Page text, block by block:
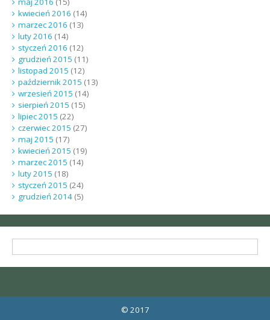
kwiecień 2016 (14)
marzec 2016 (13)
luty 2016 (14)
styczeń 2016 (12)
grudzień 2015 (11)
listopad 2015 (12)
październik 2015 (13)
wrzesień 2015 (14)
sierpień 2015 (15)
lipiec 2015 (22)
czerwiec 2015 (27)
maj 2015 (17)
kwiecień 2015 (19)
marzec 2015 (14)
luty 2015 (18)
styczeń 2015 (24)
grudzień 2014(5)
© 2017